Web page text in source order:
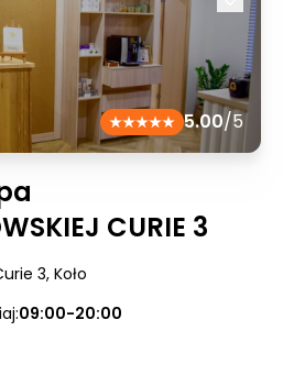
5.00/5
CURIE 3
3, Koło
09:00-20:00